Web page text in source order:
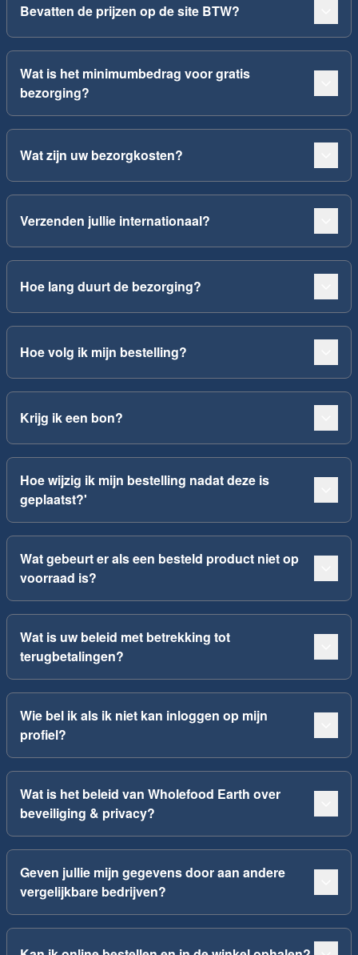
Bevatten de prijzen op de site BTW?
Wat is het minimumbedrag voor gratis
bezorging?
Wat zijn uw bezorgkosten?
Verzenden jullie internationaal?
Hoe lang duurt de bezorging?
Hoe volg ik mijn bestelling?
Krijg ik een bon?
Hoe wijzig ik mijn bestelling nadat deze is
geplaatst?'
Wat gebeurt er als een besteld product niet op
voorraad is?
Wat is uw beleid met betrekking tot
terugbetalingen?
Wie bel ik als ik niet kan inloggen op mijn
profiel?
Wat is het beleid van Wholefood Earth over
beveiliging & privacy?
Geven jullie mijn gegevens door aan andere
vergelijkbare bedrijven?